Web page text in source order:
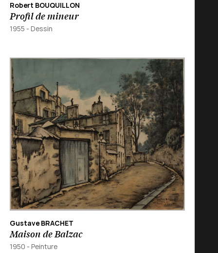
Robert BOUQUILLON
Profil de mineur
1955 - Dessin
Gustave BRACHET
Maison de Balzac
1950 - Peinture